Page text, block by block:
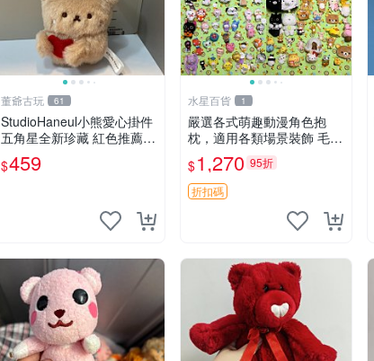
董爺古玩 61
StudioHaneul小熊愛心掛件
五角星全新珍藏 紅色推薦收
藏 玩具掛飾 掛件 新品
$459
水星百貨 1
嚴選各式萌趣動漫角色抱
枕，適用各類場景裝飾 毛絨
玩具、卡通抱枕、趣味玩偶
$1,270 95折
折扣碼